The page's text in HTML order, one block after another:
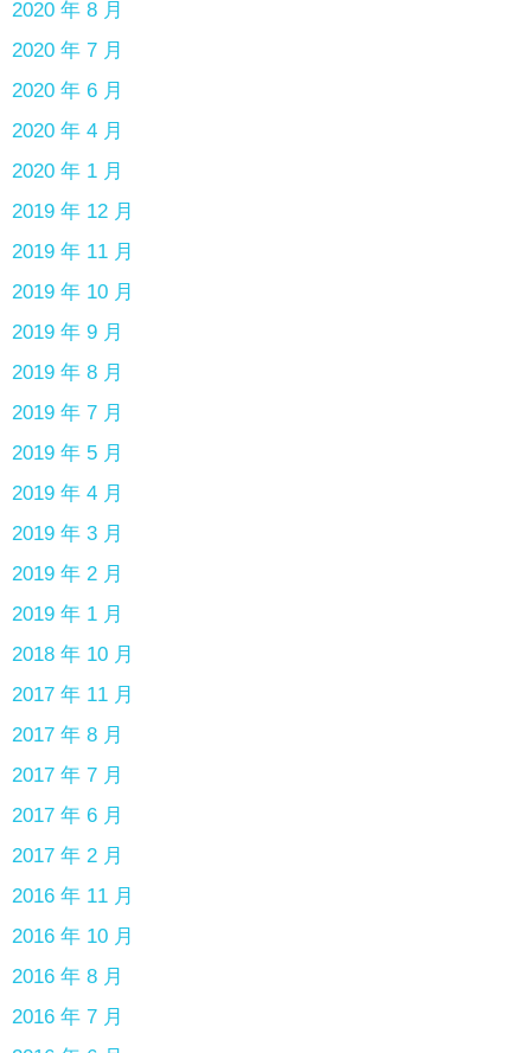
2020 年 8 月
2020 年 7 月
2020 年 6 月
2020 年 4 月
2020 年 1 月
2019 年 12 月
2019 年 11 月
2019 年 10 月
2019 年 9 月
2019 年 8 月
2019 年 7 月
2019 年 5 月
2019 年 4 月
2019 年 3 月
2019 年 2 月
2019 年 1 月
2018 年 10 月
2017 年 11 月
2017 年 8 月
2017 年 7 月
2017 年 6 月
2017 年 2 月
2016 年 11 月
2016 年 10 月
2016 年 8 月
2016 年 7 月